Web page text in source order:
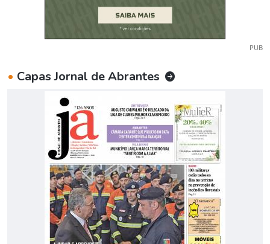
PUB
• Capas Jornal de Abrantes